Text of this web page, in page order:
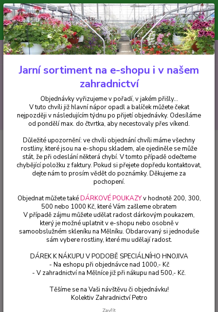
Minimální hodnota pro odeslání z e-shopu je 300 Kč.
V tuto chvíli již hlavní nápor objednávek opadl a balíček můžete čekat
nejpozději v následujícím týdnu po přijetí objednávky. Objednávky
vyřizujeme v pořadí, v jakém přišly...
CZK
Hledat
+420 602 223 614 0ks
za0 Kč
Trvalky Zvonek modrý (Campanula Carp. Clips) - 1 ks
Zvonek modrý (Campanula Carp.
Clips) - 1 ks
Jarní sortiment na e-shopu i v našem
zahradnictví
Objednávky vyřizujeme v pořadí, v jakém přišly...
V tuto chvíli již hlavní nápor opadl a balíček můžete čekat
nejpozději v následujícím týdnu po přijetí objednávky. Odesíláme
od pondělí max. do čtvrtka, aby necestovaly přes víkend.
Důležité upozornění: ve chvíli objednání chvíli máme všechny
rostliny, které jsou na e-shopu skladem, ale ojediněle se může
stát, že při odeslání některá chybí. V tomto případě odečteme
chybějící položku z faktury. Pokud si přejete dopředu kontaktovat,
dejte nám to prosím vědět do poznámky. Děkujeme za
pochopení.
Objednat můžete takéDÁRKOVÉ POUKAZYv hodnotě 200, 300,
500 nebo 1000 Kč, které Vám zašleme obratem
V případě zájmu můžete udělat radost dárkovým poukazem,
který je možné uplatnit v e-shopu nebo osobně v
samoobslužném skleníku na Mělníku. Obdarovaný si jednoduše
sám vybere rostliny, které mu udělají radost.
DÁREK K NÁKUPU V PODOBĚ SPECIÁLNÍHO HNOJIVA
- Na eshopu při objednávce nad 1000,- Kč
- V zahradnictví na Mělníce již při nákupu nad 500,- Kč.
Těšíme se na Vaši návštěvu či objednávku!
Kolektiv Zahradnictví Petro
Zavřít